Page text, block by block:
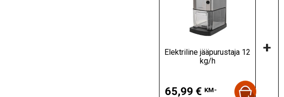
Elektriline jääpurustaja 12
kg/h
65,99 € KM-
+